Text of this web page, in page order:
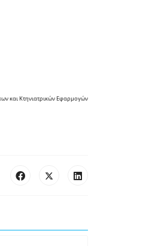
και Κτηνιατρικών Εφαρμογών